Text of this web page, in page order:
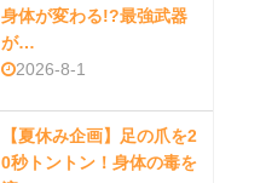
身体が変わる!?最強武器
が…
2026-8-1
【夏休み企画】足の爪を2
0秒トントン！身体の毒を